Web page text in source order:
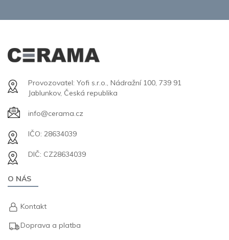
Provozovatel: Yofi s.r.o., Nádražní 100, 739 91
Jablunkov, Česká republika
info@cerama.cz
IČO: 28634039
DIČ: CZ28634039
O NÁS
Kontakt
Doprava a platba